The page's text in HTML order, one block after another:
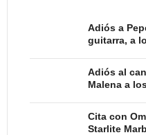
Adiós a
guitarra, a
Adiós al
Malena a
Cita con
Starlite